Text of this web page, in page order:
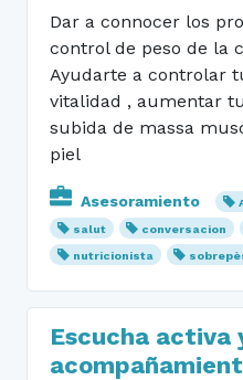
Dar a connocer los
control de peso de la
Ayudarte a controlar
vitalidad , aumentar
subida de massa
piel
Asesoramiento
salut
conversacion
nutricionista
Escucha activa